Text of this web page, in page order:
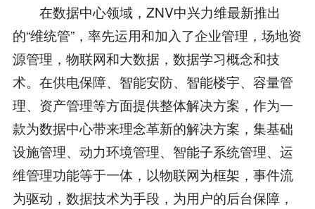
在数据中心领域，ZNV中兴力维最新推出
的“维统管”，率先运用和加入了企业管理，场地资
源管理，物联网和大数据，数据学习概念和技
术。在供电保障、智能安防、智能楼宇、容量管
理、资产管理等方面提供整体解决方案，作为一
款为数据中心带来理念革新的解决方案，集基础
设施管理、动力环境管理、智能子系统管理、运
维管理功能等于一体，以物联网为框架，事件流
为驱动，数据技术为手段，为用户的后台保障，